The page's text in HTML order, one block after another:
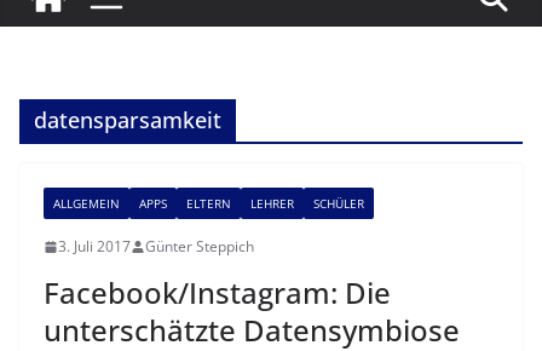
datensparsamkeit
ALLGEMEIN APPS ELTERN LEHRER SCHÜLER
3. Juli 2017 Günter Steppich
Facebook/Instagram: Die
unterschätzte Datensymbiose